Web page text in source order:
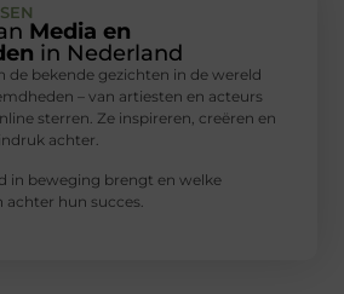
Media en
in Nederland
de bekende gezichten in de wereld
– van artiesten en acteurs
sterren. Ze inspireren, creëren en
achter.
in beweging brengt en welke
achter hun succes.